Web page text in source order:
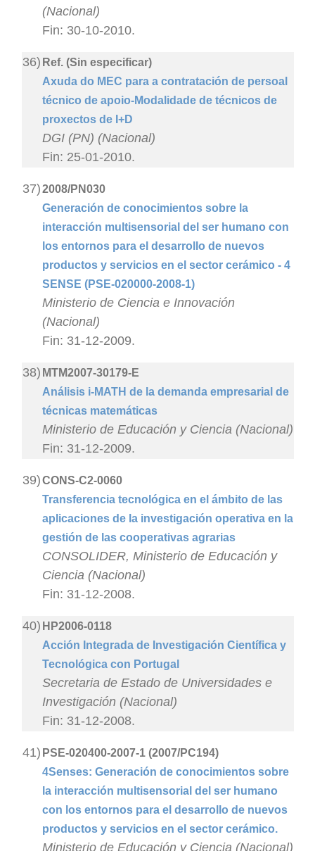
(Nacional)
Fin: 30-10-2010.
36) Ref. (Sin especificar)
Axuda do MEC para a contratación de persoal
técnico de apoio-Modalidade de técnicos de
proxectos de I+D
DGI (PN) (Nacional)
Fin: 25-01-2010.
37)2008/PN030
Generación de conocimientos sobre la
interacción multisensorial del ser humano con
los entornos para el desarrollo de nuevos
productos y servicios en el sector cerámico - 4
SENSE (PSE-020000-2008-1)
Ministerio de Ciencia e Innovación
(Nacional)
Fin: 31-12-2009.
38) MTM2007-30179-E
Análisis i-MATH de la demanda empresarial de
técnicas matemáticas
Ministerio de Educación y Ciencia (Nacional)
Fin: 31-12-2009.
39)CONS-C2-0060
Transferencia tecnológica en el ámbito de las
aplicaciones de la investigación operativa en la
gestión de las cooperativas agrarias
CONSOLIDER, Ministerio de Educación y
Ciencia (Nacional)
Fin: 31-12-2008.
40) HP2006-0118
Acción Integrada de Investigación Científica y
Tecnológica con Portugal
Secretaria de Estado de Universidades e
Investigación (Nacional)
Fin: 31-12-2008.
41) PSE-020400-2007-1 (2007/PC194)
4Senses: Generación de conocimientos sobre
la interacción multisensorial del ser humano
con los entornos para el desarrollo de nuevos
productos y servicios en el sector cerámico.
Ministerio de Educación y Ciencia (Nacional)